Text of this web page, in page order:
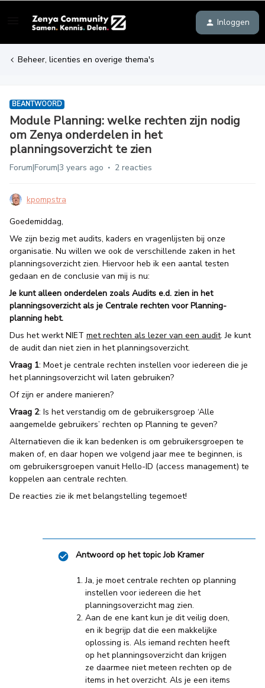
Inloggen
Beheer, licenties en overige thema's
BEANTWOORD
Module Planning: welke rechten zijn nodig
om Zenya onderdelen in het
planningsoverzicht te zien
Forum|Forum|3 years ago 2 reacties
kpompstra
Goedemiddag,
We zijn bezig met audits, kaders en vragenlijsten bij onze
organisatie. Nu willen we ook de verschillende zaken in het
planningsoverzicht zien. Hiervoor heb ik een aantal testen
gedaan en de conclusie van mij is nu:
Je kunt alleen onderdelen zoals Audits e.d. zien in het
planningsoverzicht als je Centrale rechten voor Planning-
planning hebt.
Dus het werkt NIET met rechten als lezer van een audit. Je kunt
de audit dan niet zien in het planningsoverzicht.
Vraag 1: Moet je centrale rechten instellen voor iedereen die je
het planningsoverzicht wil laten gebruiken?
Of zijn er andere manieren?
Vraag 2: Is het verstandig om de gebruikersgroep ‘Alle
aangemelde gebruikers’ rechten op Planning te geven?
Alternatieven die ik kan bedenken is om gebruikersgroepen te
maken of, en daar hopen we volgend jaar mee te beginnen, is
om gebruikersgroepen vanuit Hello-ID (access management) te
koppelen aan centrale rechten.
De reacties zie ik met belangstelling tegemoet!
Antwoord op het topicJob Kramer
Ja, je moet centrale rechten op planning
instellen voor iedereen die het
planningsoverzicht mag zien.
Aan de ene kant kun je dit veilig doen,
en ik begrijp dat die een makkelijke
oplossing is. Als iemand rechten heeft
op het planningsoverzicht dan krijgen
ze daarmee niet meteen rechten op de
items in het overzicht. Als je een items